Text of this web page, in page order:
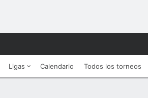
Ligas Calendario Todos los torneos